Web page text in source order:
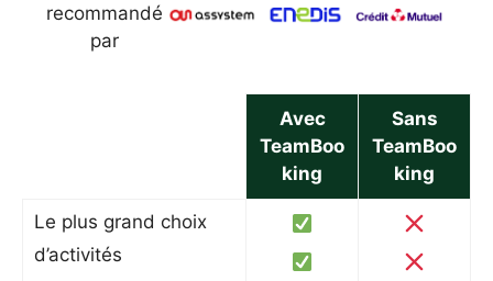
recommandé
par
Avec
TeamBoo
king
Sans
TeamBoo
king
Le plus grand choix
d’activités